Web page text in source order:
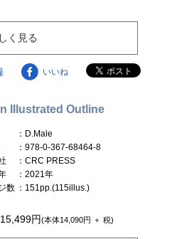
く見る
いいね
Illustrated Outline
：D.Male
：978-0-367-68464-8
：CRC PRESS
：2021年
数 ：151pp.(115illus.)
15,499円(本体14,090円 ＋ 税)